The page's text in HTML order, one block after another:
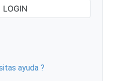
LOGIN
ayuda ?